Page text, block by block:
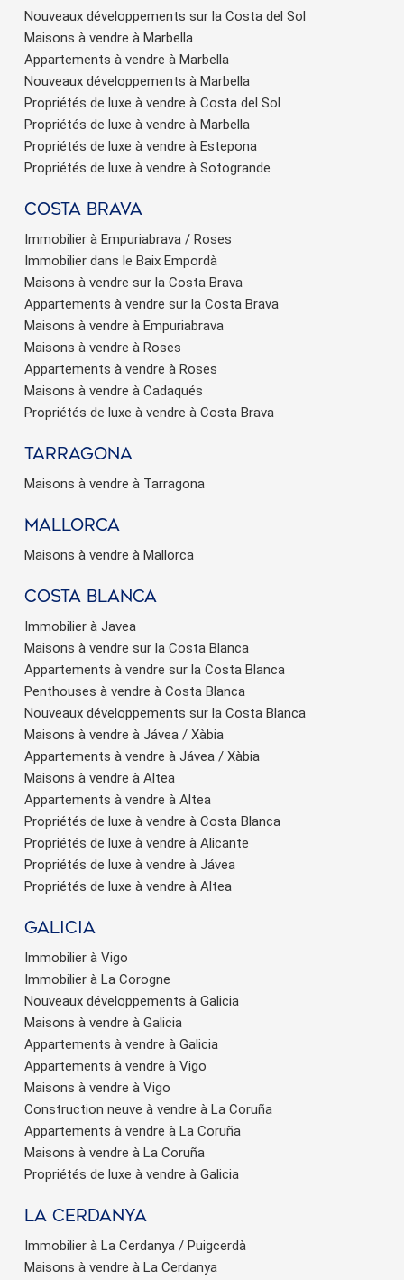
Nouveaux développements sur la Costa del Sol
Maisons à vendre à Marbella
Appartements à vendre à Marbella
Nouveaux développements à Marbella
Propriétés de luxe à vendre à Costa del Sol
Propriétés de luxe à vendre à Marbella
Propriétés de luxe à vendre à Estepona
Propriétés de luxe à vendre à Sotogrande
Costa brava
Immobilier à Empuriabrava / Roses
Immobilier dans le Baix Empordà
Maisons à vendre sur la Costa Brava
Appartements à vendre sur la Costa Brava
Maisons à vendre à Empuriabrava
Maisons à vendre à Roses
Appartements à vendre à Roses
Maisons à vendre à Cadaqués
Propriétés de luxe à vendre à Costa Brava
Tarragona
Maisons à vendre à Tarragona
Mallorca
Maisons à vendre à Mallorca
Costa Blanca
Immobilier à Javea
Maisons à vendre sur la Costa Blanca
Appartements à vendre sur la Costa Blanca
Penthouses à vendre à Costa Blanca
Nouveaux développements sur la Costa Blanca
Maisons à vendre à Jávea / Xàbia
Appartements à vendre à Jávea / Xàbia
Maisons à vendre à Altea
Appartements à vendre à Altea
Propriétés de luxe à vendre à Costa Blanca
Propriétés de luxe à vendre à Alicante
Propriétés de luxe à vendre à Jávea
Propriétés de luxe à vendre à Altea
Galicia
Immobilier à Vigo
Immobilier à La Corogne
Nouveaux développements à Galicia
Maisons à vendre à Galicia
Appartements à vendre à Galicia
Appartements à vendre à Vigo
Maisons à vendre à Vigo
Construction neuve à vendre à La Coruña
Appartements à vendre à La Coruña
Maisons à vendre à La Coruña
Propriétés de luxe à vendre à Galicia
La Cerdanya
Immobilier à La Cerdanya / Puigcerdà
Maisons à vendre à La Cerdanya